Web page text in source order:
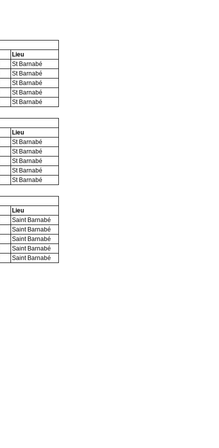
Lieu
St Barnabé
St Barnabé
St Barnabé
St Barnabé
St Barnabé
Lieu
St Barnabé
St Barnabé
St Barnabé
St Barnabé
St Barnabé
Lieu
Saint Barnabé
Saint Barnabé
Saint Barnabé
Saint Barnabé
Saint Barnabé